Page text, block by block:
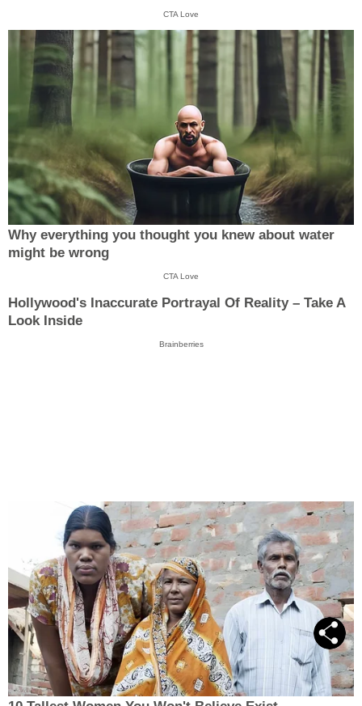
CTA Love
Why everything you thought you knew about water
might be wrong
CTA Love
Hollywood's Inaccurate Portrayal Of Reality – Take A
Look Inside
Brainberries